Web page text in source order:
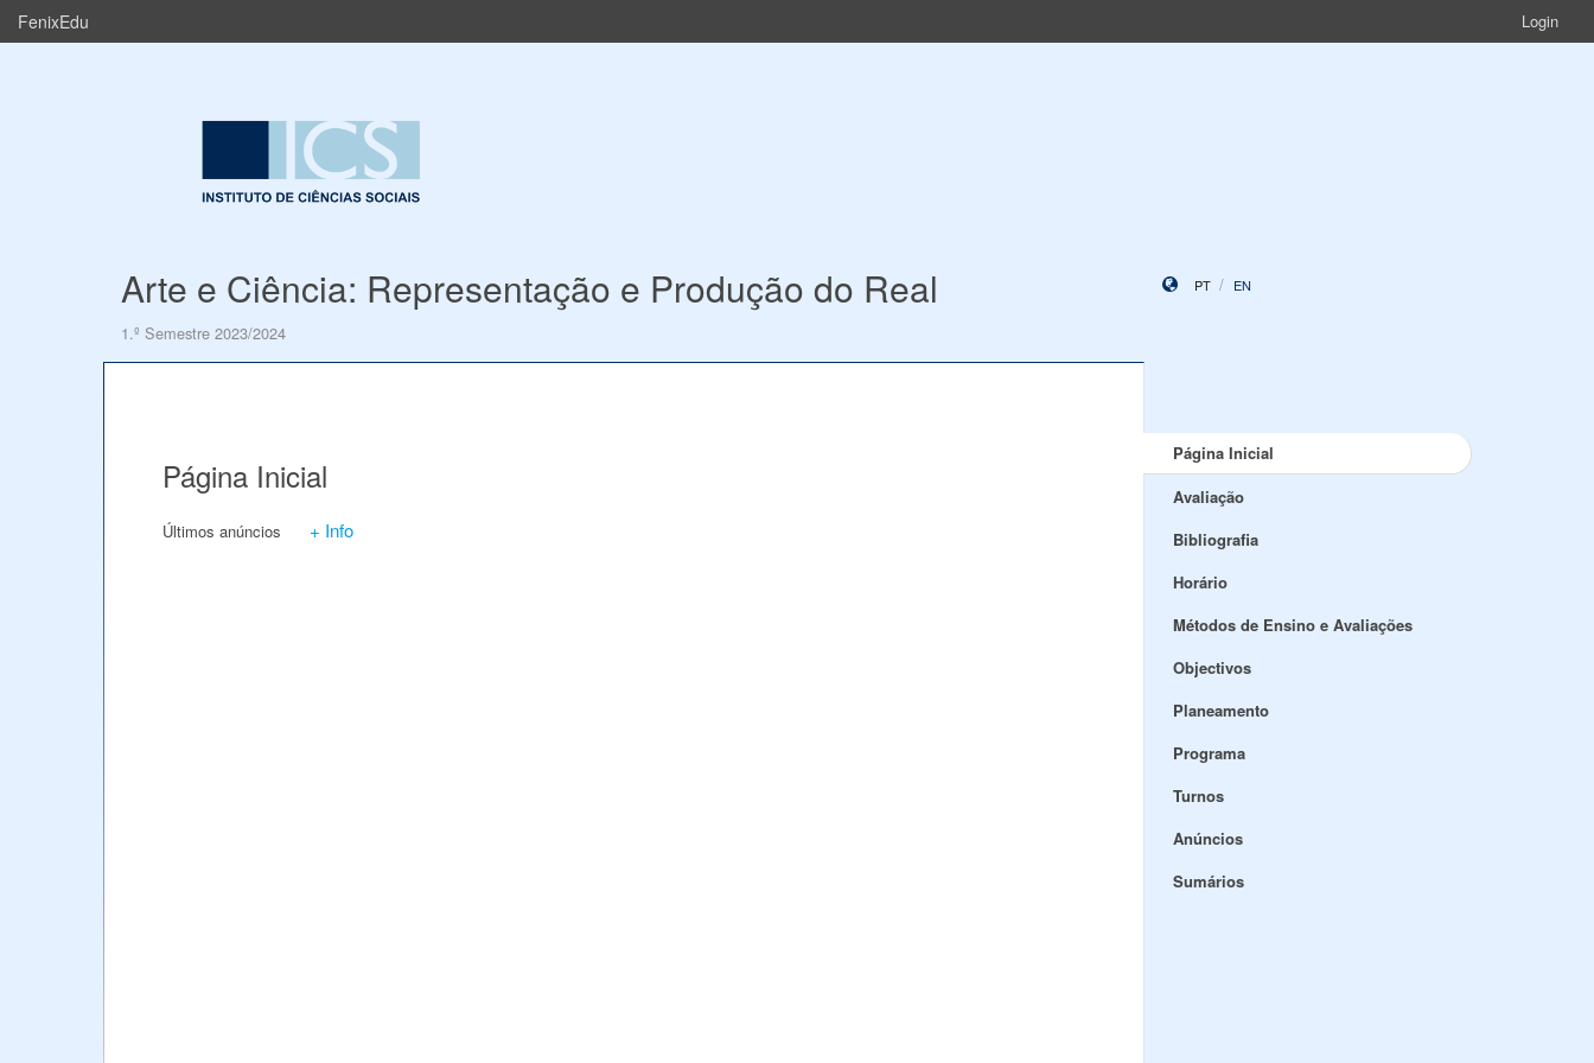
FenixEdu Login
Arte e Ciência: Representação e Produção do Real
1.º Semestre 2023/2024
PT EN
Página Inicial
Últimos anúncios + Info
Página Inicial
Avaliação
Bibliografia
Horário
Métodos de Ensino e Avaliações
Objectivos
Planeamento
Programa
Turnos
Anúncios
Sumários